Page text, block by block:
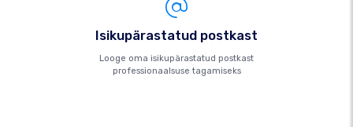
Isikupärastatud postkast
Looge oma isikupärastatud postkast
professionaalsuse tagamiseks